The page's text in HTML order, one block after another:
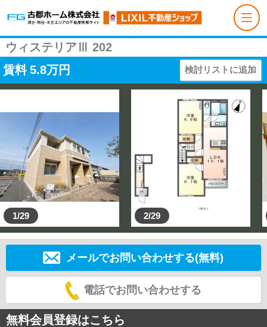
ウィステリアⅢ 202
賃料 5.8万円 検討リストに追加
1/29 2/29
メールでお問い合わせする(無料)
電話でお問い合わせする
無料会員登録はこちら